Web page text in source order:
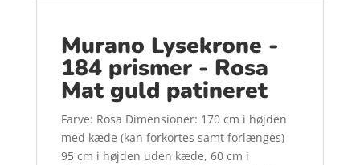
Murano Lysekrone -
184 prismer - Rosa
Mat guld patineret
Farve: Rosa Dimensioner: 170 cm i højden
med kæde (kan forkortes samt forlænges)
95 cm i højden uden kæde, 60 cm i